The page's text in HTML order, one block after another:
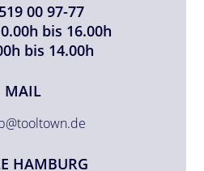
00 97-77
bis 16.00h
bis 14.00h
MAIL
HAMBURG